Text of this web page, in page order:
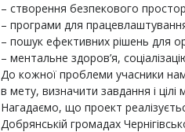
– створення безпекового
– програми для
– пошук ефективних рішень для
– ментальне здоров’я,
До кожної проблеми учасники
в мету, визначити завдання і цілі
Нагадаємо, що проект
Добрянській громадах